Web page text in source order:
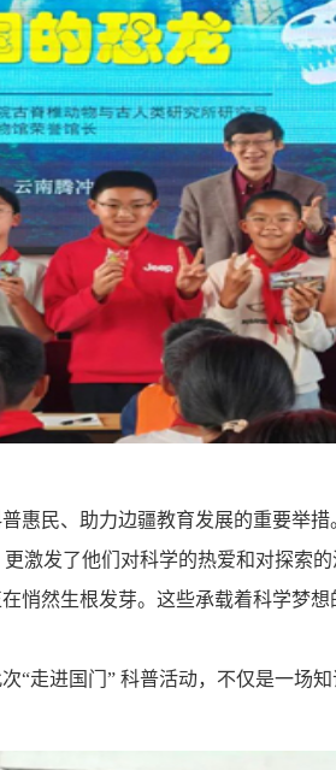
惠民、助力边疆教育发展的重要举
激发了他们对科学的热爱和对探索的
悄然生根发芽。这些承载着科学梦
“走进国门” 科普活动，不仅是一场